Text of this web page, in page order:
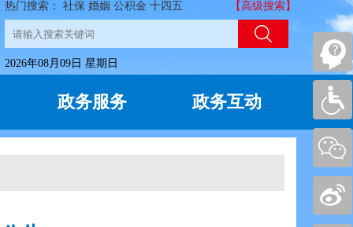
热门搜索： 社保 婚姻 公积金 十四五 【高级搜索】
2026年08月09日 星期日
政务服务 政务互动